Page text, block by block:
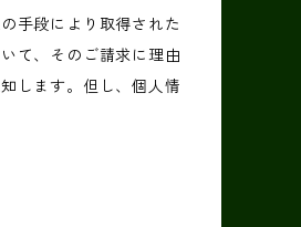
手段により取得された
て、そのご請求に理由
します。但し、個人情